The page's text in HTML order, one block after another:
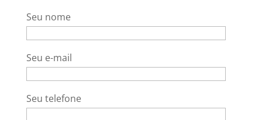
Seu nome
Seu e-mail
Seu telefone